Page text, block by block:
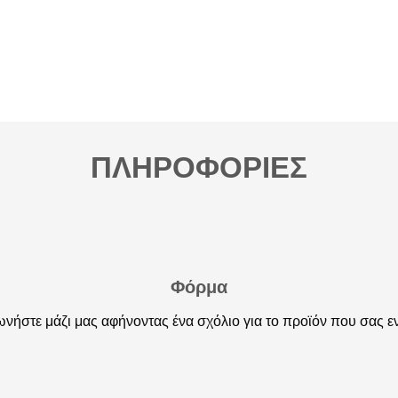
ΠΛΗΡΟΦΟΡΙΕΣ
Φόρμα
μάζι μας αφήνοντας ένα σχόλιο για το προϊόν που σας